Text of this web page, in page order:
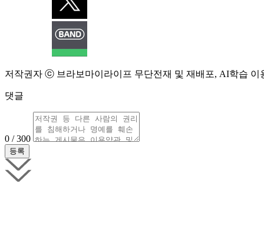
저작권자 ⓒ 브라보마이라이프 무단전재 및 재배포, AI학습 이
댓글
0 / 300